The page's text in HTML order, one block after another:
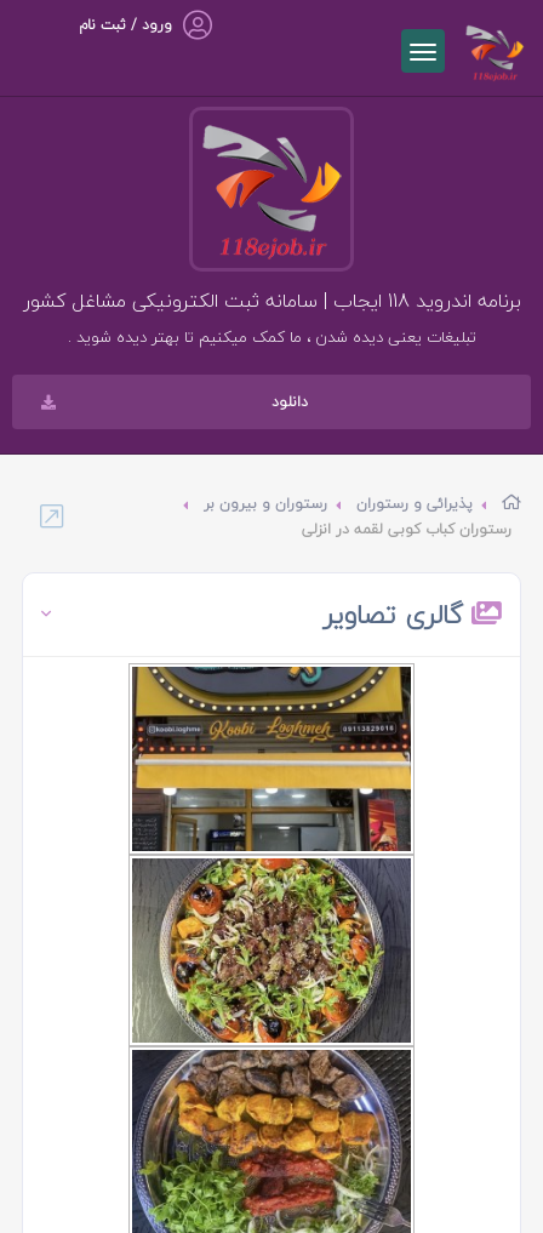
ورود / ثبت نام
برنامه اندروید 118 ایجاب | سامانه ثبت الکترونیکی مشاغل کشور
تبلیغات یعنی دیده شدن ، ما کمک میکنیم تا بهتر دیده شوید .
دانلود
پذیرائی و رستوران
رستوران و بیرون بر
رستوران کباب کوبی لقمه در انزلی
گالری تصاویر